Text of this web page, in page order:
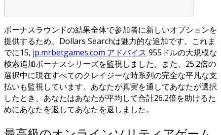
ボーナスラウンドの結果全体で参加者に新しいオプションを
提供するため、Dollars Searchは魅力的な追加です。これま
でに15, jp.mrbetgames.com アドバイス 955ドルの大規模な
検索追加ボーナスシリーズを監視しました。また、25.2倍の
選択中に現在すべてのクレイジーな時系列の完全な平凡な支
払いも監視しています。あなたが真実を通してあなたが選択
したとき、あなたはあなたが平均して合計26.2倍を助けるた
めにあなたを返してあなたを返しました。